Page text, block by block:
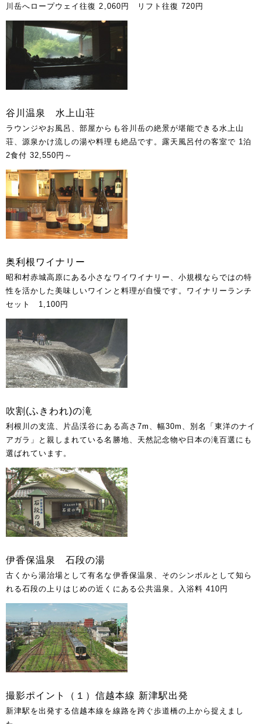
川岳へロープウェイ往復 2,060円 リフト往復 720円
谷川温泉 水上山荘
ラウンジやお風呂、部屋からも谷川岳の絶景が堪能できる水上山
荘、源泉かけ流しの湯や料理も絶品です。露天風呂付の客室で 1泊
2食付 32,550円～
奥利根ワイナリー
昭和村赤城高原にある小さなワイワイナリー、小規模ならではの特
性を活かした美味しいワインと料理が自慢です。ワイナリーランチ
セット 1,100円
吹割(ふきわれ)の滝
利根川の支流、片品渓谷にある高さ7m、幅30m、別名「東洋のナイ
アガラ」と親しまれている名勝地、天然記念物や日本の滝百選にも
選ばれています。
伊香保温泉 石段の湯
古くから湯治場として有名な伊香保温泉、そのシンボルとして知ら
れる石段の上りはじめの近くにある公共温泉。入浴料 410円
撮影ポイント（１）信越本線 新津駅出発
新津駅を出発する信越本線を線路を跨ぐ歩道橋の上から捉えまし